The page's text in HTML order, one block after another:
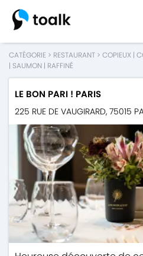
CATÉGORIE > RESTAURANT > COPIEUX |
| SAUMON | RAFFINÉ
LE BON PARI ! PARIS
225 RUE DE VAUGIRARD, 75015